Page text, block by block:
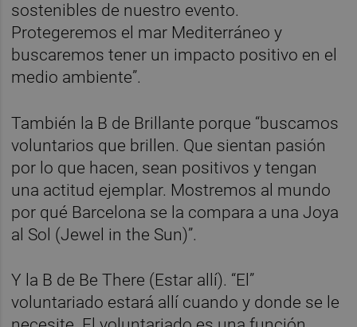
sostenibles de nuestro evento.
Protegeremos el mar Mediterráneo y
buscaremos tener un impacto positivo en el
medio ambiente”.
También la B de Brillante porque “buscamos
voluntarios que brillen. Que sientan pasión
por lo que hacen, sean positivos y tengan
una actitud ejemplar. Mostremos al mundo
por qué Barcelona se la compara a una Joya
al Sol (Jewel in the Sun)”.
Y la B de Be There (Estar allí). “El”
voluntariado estará allí cuando y donde se le